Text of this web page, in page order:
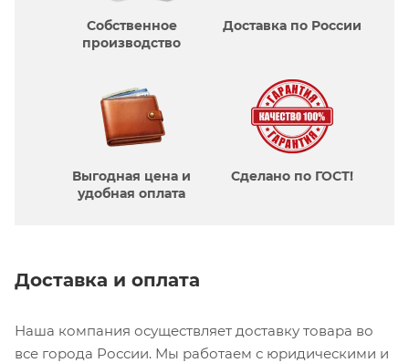
Собственное
производcтво
Доставка по России
Выгодная цена и
удобная оплата
Сделано по ГОСТ!
Доставка и оплата
Наша компания осуществляет доставку товара во
все города России. Мы работаем с юридическими и